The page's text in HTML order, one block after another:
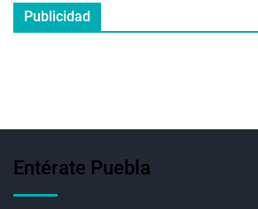
Publicidad
Entérate Puebla